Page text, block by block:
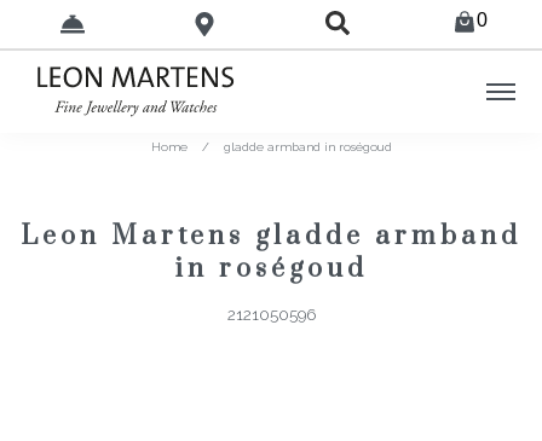
0
Home / gladde armband in roségoud
Leon Martens gladde armband
in roségoud
2121050596